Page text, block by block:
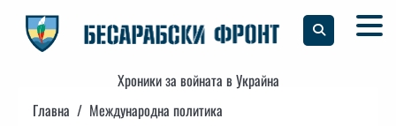
content
Хроники за войната в Украйна
Главна
Международна политика